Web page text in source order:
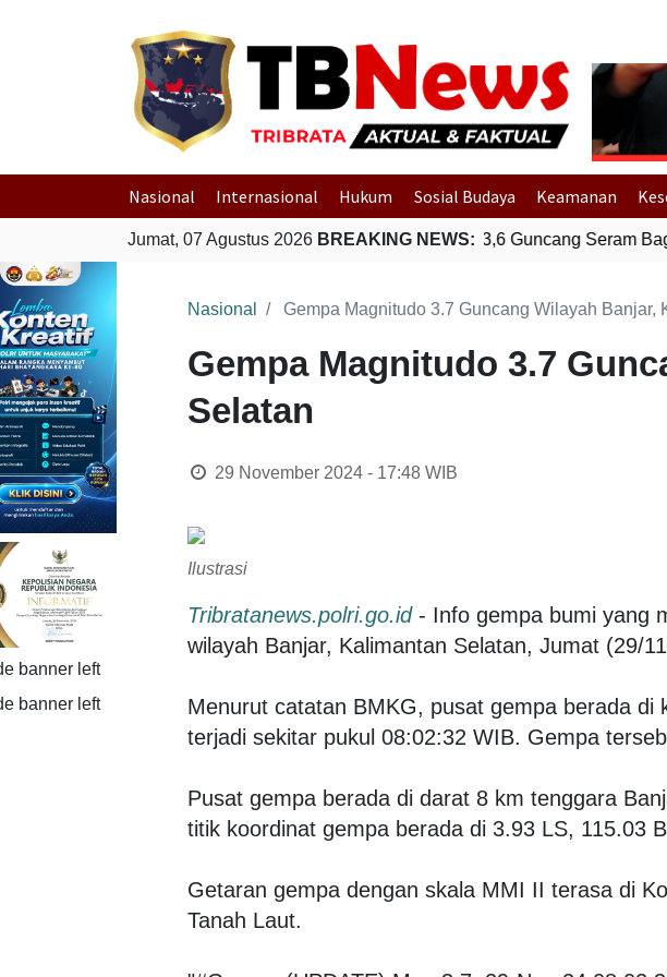
Nasional Internasional Hukum Sosial Budaya Keamanan
Jumat, 07 Agustus 2026 BREAKING NEWS:
Sulawesi Utara Gempa Bumi Bermagnitudo 3,6 Guncang Seram
Nasional Gempa Magnitudo 3.7 Guncang Wilayah Banjar,
Gempa Magnitudo 3.7
Selatan
29 November 2024 - 17:48WIB
Ilustrasi
Tribratanews.polri.go.id - Info gempa bumi yang
wilayah Banjar, Kalimantan Selatan, Jumat (29/
Menurut catatan BMKG, pusat gempa berada di
terjadi sekitar pukul 08:02:32 WIB. Gempa
Pusat gempa berada di darat 8 km tenggara
titik koordinat gempa berada di 3.93 LS, 115.03
Getaran gempa dengan skala MMI II terasa di
Tanah Laut.